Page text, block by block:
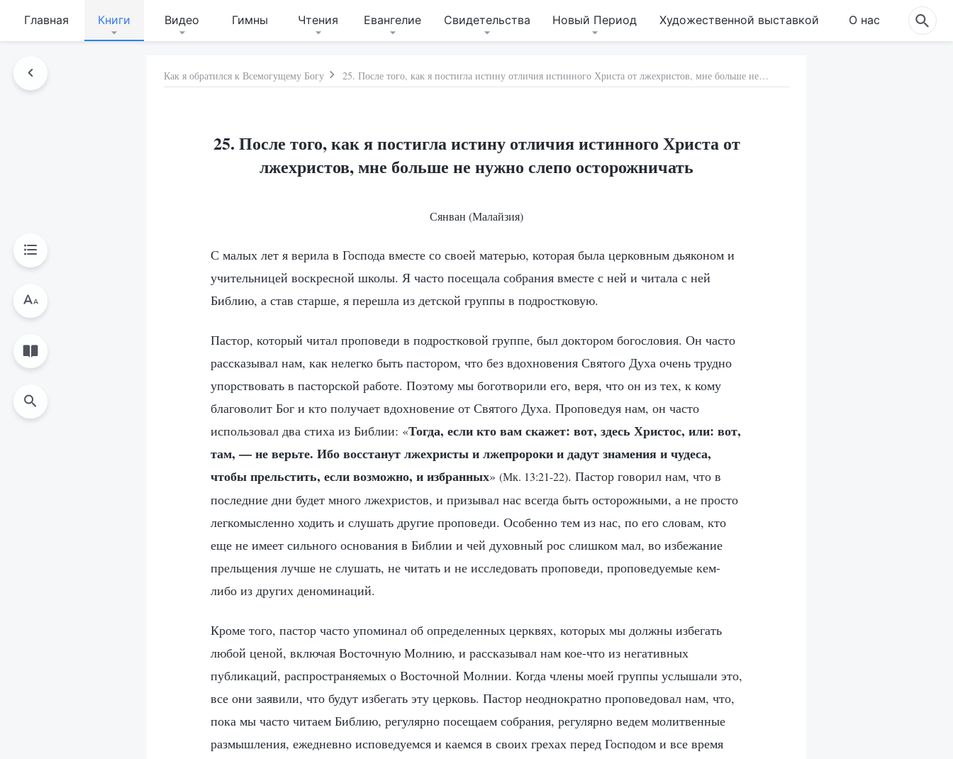
Главная Книги Видео Гимны Чтения Евангелие Свидетельства Новый Период Художественной выставкой О нас
Как я обратился к Всемогущему Богу 25. После того, как я постигла истину отличия истинного Христа от лжехристов, мне больше не нужно слепо осторожничать
25. После того, как я постигла истину отличия истинного Христа от
лжехристов, мне больше не нужно слепо осторожничать
Сянван (Малайзия)
С малых лет я верила в Господа вместе со своей матерью, которая была церковным дьяконом и
учительницей воскресной школы. Я часто посещала собрания вместе с ней и читала с ней
Библию, а став старше, я перешла из детской группы в подростковую.
Пастор, который читал проповеди в подростковой группе, был доктором богословия. Он часто
рассказывал нам, как нелегко быть пастором, что без вдохновения Святого Духа очень трудно
упорствовать в пасторской работе. Поэтому мы боготворили его, веря, что он из тех, к кому
благоволит Бог и кто получает вдохновение от Святого Духа. Проповедуя нам, он часто
использовал два стиха из Библии: «Тогда, если кто вам скажет: вот, здесь Христос, или: вот,
там, — не верьте. Ибо восстанут лжехристы и лжепророки и дадут знамения и чудеса,
чтобы прельстить, если возможно, и избранных» (Мк. 13:21-22). Пастор говорил нам, что в
последние дни будет много лжехристов, и призывал нас всегда быть осторожными, а не просто
легкомысленно ходить и слушать другие проповеди. Особенно тем из нас, по его словам, кто
еще не имеет сильного основания в Библии и чей духовный рос слишком мал, во избежание
прельщения лучше не слушать, не читать и не исследовать проповеди, проповедуемые кем-
либо из других деноминаций.
Кроме того, пастор часто упоминал об определенных церквях, которых мы должны избегать
любой ценой, включая Восточную Молнию, и рассказывал нам кое-что из негативных
публикаций, распространяемых о Восточной Молнии. Когда члены моей группы услышали это,
все они заявили, что будут избегать эту церковь. Пастор неоднократно проповедовал нам, что,
пока мы часто читаем Библию, регулярно посещаем собрания, регулярно ведем молитвенные
размышления, ежедневно исповедуемся и каемся в своих грехах перед Господом и все время